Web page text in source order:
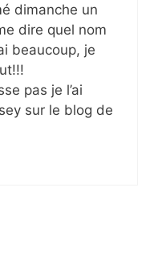
dimanche un
dire quel nom
beaucoup, je
pas je l’ai
sur le blog de